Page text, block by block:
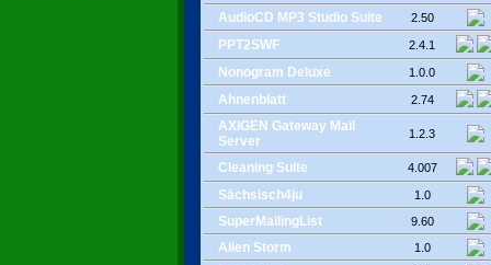
AudioCD MP3 Studio Suite 2.50
PPT2SWF 2.4.1
Nonogram Deluxe 1.0.0
Ahnenblatt 2.74
AXIGEN Gateway Mail
Server
1.2.3
Cleaning Suite 4.007
Sächsisch4ju 1.0
SuperMailingList 9.60
Alien Storm 1.0